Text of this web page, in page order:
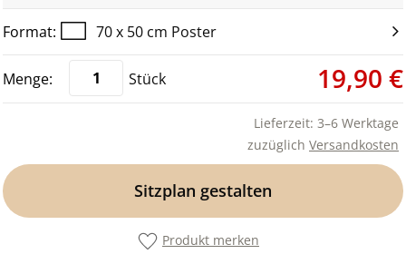
70 x 50 cm Poster
Stück 19,90 €
Lieferzeit: 3–6 Werktage
zuzüglich Versandkosten
Sitzplan gestalten
Produkt merken